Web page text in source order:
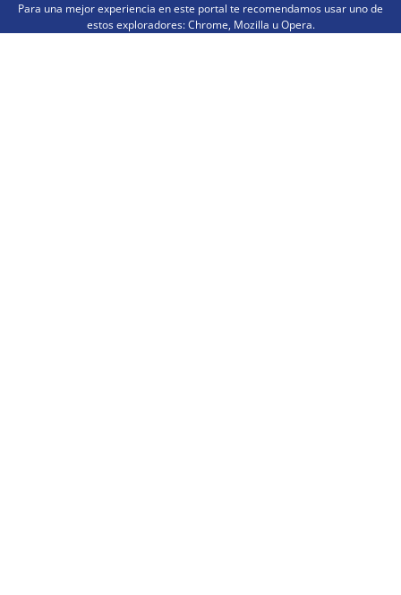
Para una mejor experiencia en este portal te recomendamos usar uno de
estos exploradores: Chrome, Mozilla u Opera.